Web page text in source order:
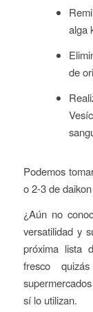
alga
de
Podemos
o 2-3 de
¿Aún no
versatilidad y
próxima lista
fresco
sí lo utilizan.